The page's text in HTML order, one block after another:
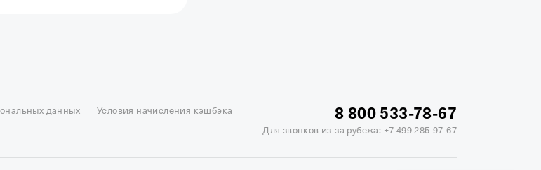
Отель Гринвуд Отель Soluxe в Москве
Отель Измайлово Альфа
данных Условия начисления кэшбэка 8 800 533-78-67
Для звонков из-за рубежа: +7 499 285-97-67